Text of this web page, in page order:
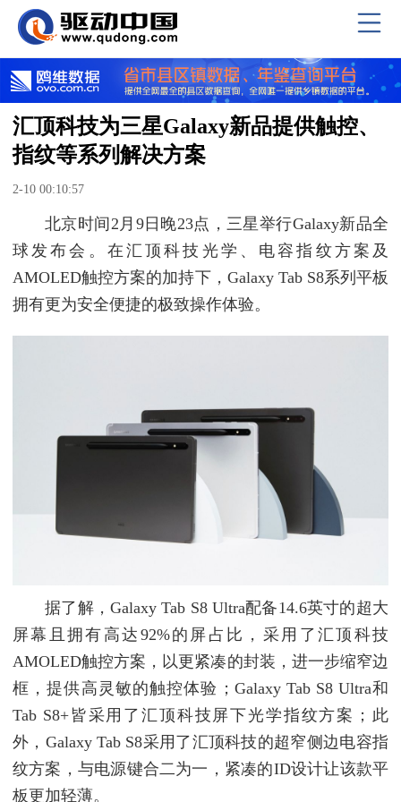
汇顶科技为三星Galaxy新品提供触控、
指纹等系列解决方案
2-10 00:10:57
北京时间2月9日晚23点，三星举行Galaxy新品全
球发布会。在汇顶科技光学、电容指纹方案及
AMOLED触控方案的加持下，Galaxy Tab S8系列平板
拥有更为安全便捷的极致操作体验。
据了解，Galaxy Tab S8 Ultra配备14.6英寸的超大
屏幕且拥有高达92%的屏占比，采用了汇顶科技
AMOLED触控方案，以更紧凑的封装，进一步缩窄边
框，提供高灵敏的触控体验；Galaxy Tab S8 Ultra和
Tab S8+皆采用了汇顶科技屏下光学指纹方案；此
外，Galaxy Tab S8采用了汇顶科技的超窄侧边电容指
纹方案，与电源键合二为一，紧凑的ID设计让该款平
板更加轻薄。